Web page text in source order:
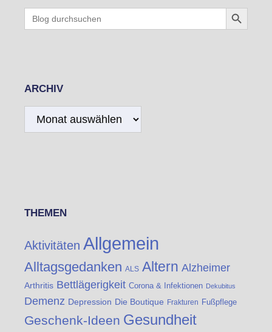
Search
for:
Search Button
ARCHIV
THEMEN
Aktivitäten Allgemein
Alltagsgedanken ALS Altern Alzheimer
Arthritis Bettlägerigkeit Corona & Infektionen Dekubitus
Demenz Depression Die Boutique Frakturen Fußpflege
Geschenk-Ideen Gesundheit